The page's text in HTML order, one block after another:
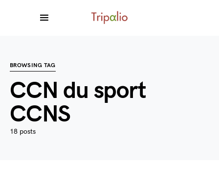
BROWSING TAG
CCN du sport
CCNS
18 posts